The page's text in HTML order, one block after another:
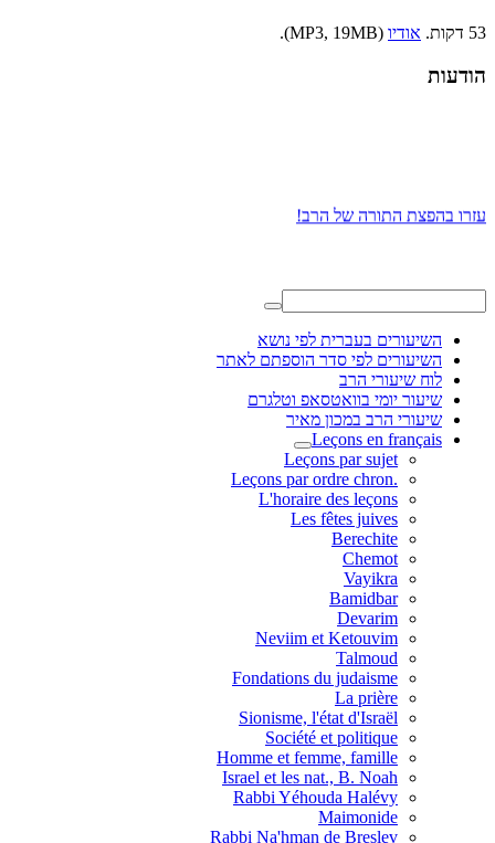
53 דקות. אודיו (MP3, 19MB).
הודעות
עזרו בהפצת התורה של הרב!
השיעורים בעברית לפי נושא
השיעורים לפי סדר הוספתם לאתר
לוח שיעורי הרב
שיעור יומי בוואטסאפ וטלגרם
שיעורי הרב במכון מאיר
Leçons en français
Leçons par sujet
.Leçons par ordre chron
L'horaire des leçons
Les fêtes juives
Berechite
Chemot
Vayikra
Bamidbar
Devarim
Neviim et Ketouvim
Talmoud
Fondations du judaisme
La prière
Sionisme, l'état d'Israël
Société et politique
Homme et femme, famille
Israel et les nat., B. Noah
Rabbi Yéhouda Halévy
Maimonide
Rabbi Na'hman de Breslev